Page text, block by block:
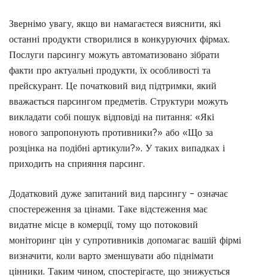
Звернімо увагу, якщо ви намагаєтеся вияснити, які
останні продукти створилися в конкуруючих фірмах.
Послуги парсингу можуть автоматизовано зібрати
факти про актуальні продукти, їх особливості та
прейскурант. Це початковий вид підтримки, який
вважається парсингом предметів. Структури можуть
викладати собі пошук відповіді на питання: «Які
нового запропонують противники?» або «Що за
розцінка на подібні артикули?». У таких випадках і
приходить на сприяння парсинг.
Додатковий дуже запитаний вид парсингу – означає
спостереження за цінами. Таке відстеження має
видатне місце в комерції, тому що потоковий
моніторинг цін у супротивників допомагає вашій фірмі
визначити, коли варто зменшувати або піднімати
цінники. Таким чином, спостерігаєте, що знижується